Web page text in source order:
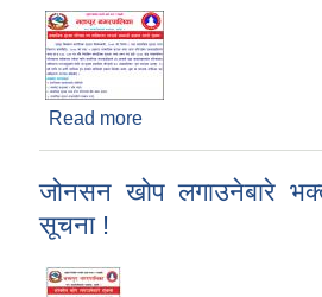
Read more
जोनसन खोप लगाउनेबारे
सूचना !